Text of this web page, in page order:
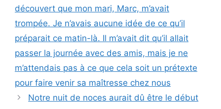
découvert que mon mari, Marc, m’avait
trompée. Je n’avais aucune idée de ce qu’il
préparait ce matin-là. Il m’avait dit qu’il allait
passer la journée avec des amis, mais je ne
m’attendais pas à ce que cela soit un prétexte
pour faire venir sa maîtresse chez nous
Notre nuit de noces aurait dû être le début